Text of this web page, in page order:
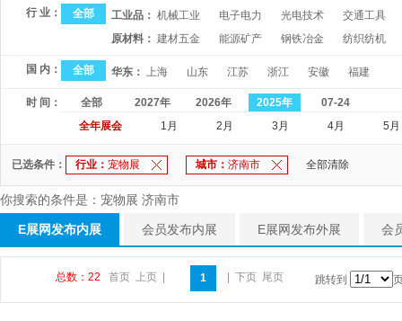
首页 国内展会 展会会刊 会
行 业： 全部 工业品： 机械工业 电子电力 光电技术
交通工具
原材料： 建材五金 能源矿产 钢铁冶金 纺织纺机
国 内： 全部 华东： 上海 山东 江苏 浙江 安徽 福建
时 间： 全部 2027年 2026年 2025年
07-24
全年展会
1月 2月 3月 4月 5月
已选条件： 行业： 宠物展 城市： 济南市 全部清除
你搜索的条件是：宠物展 济南市
E展网发布内展 会员发布内展 E展网发布外展 会
总数：22 首页 上页 1 下页 尾页 跳转到